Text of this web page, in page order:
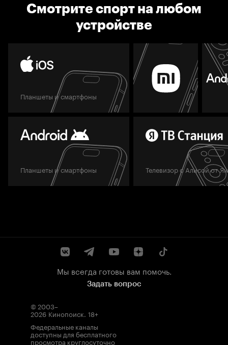
Смотрите спорт на любом
устройстве
Планшеты и смартфоны
Планшеты и смартфоны Телевизор с Алисой от
Мы всегда готовы вам помочь.
Задать вопрос
© 2003–
2026 Кинопоиск. 18+
Федеральные каналы
доступны для бесплатного
просмотра круглосуточно